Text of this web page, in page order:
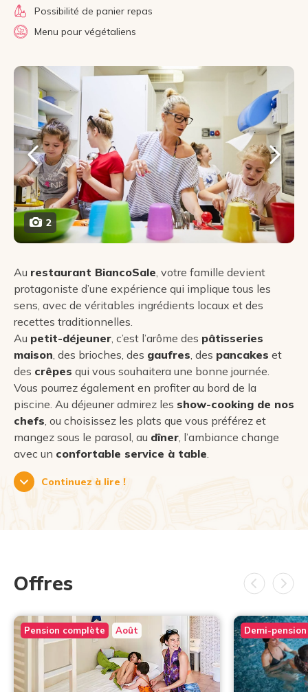
Possibilité de panier repas
Menu pour végétaliens
2
Au restaurant BiancoSale , votre famille devient
protagoniste d’une expérience qui implique tous les
sens, avec de véritables ingrédients locaux et des
recettes traditionnelles.
Au petit-déjeuner , c’est l’arôme des pâtisseries
maison , des brioches, des gaufres , des pancakes et
des crêpes qui vous souhaitera une bonne journée.
Vous pourrez également en profiter au bord de la
piscine. Au déjeuner admirez les show-cooking de nos
chefs , ou choisissez les plats que vous préférez et
mangez sous le parasol, au dîner , l’ambiance change
avec un confortable service à table
Continuez à lire !
Offres
Pension complète Août Demi-pension